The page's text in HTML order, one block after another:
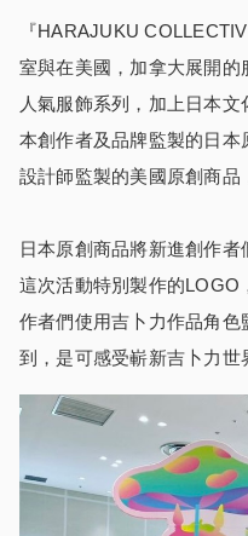
『HARAJUKU
室與在美國，加拿大展開
人氣服飾系列，加上日本
本創作者及品牌監製的日
設計師監製的美國原創商品
日本原創商品將新進創作
這次活動特別製作的LOGO
作者們使用吉卜力作品角
到，是可感受嶄新吉卜力世